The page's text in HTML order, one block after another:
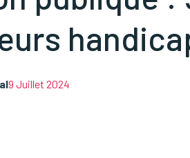
9 Juillet 2024